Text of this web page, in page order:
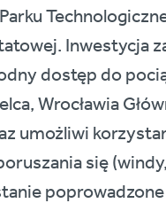
Inwestycja
dostęp do
Wrocławia
umożliwi
się